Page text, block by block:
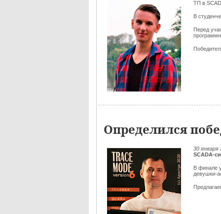
ТП в
В
Перед
Определился
30 января
SCADA-
В финале
девушки-